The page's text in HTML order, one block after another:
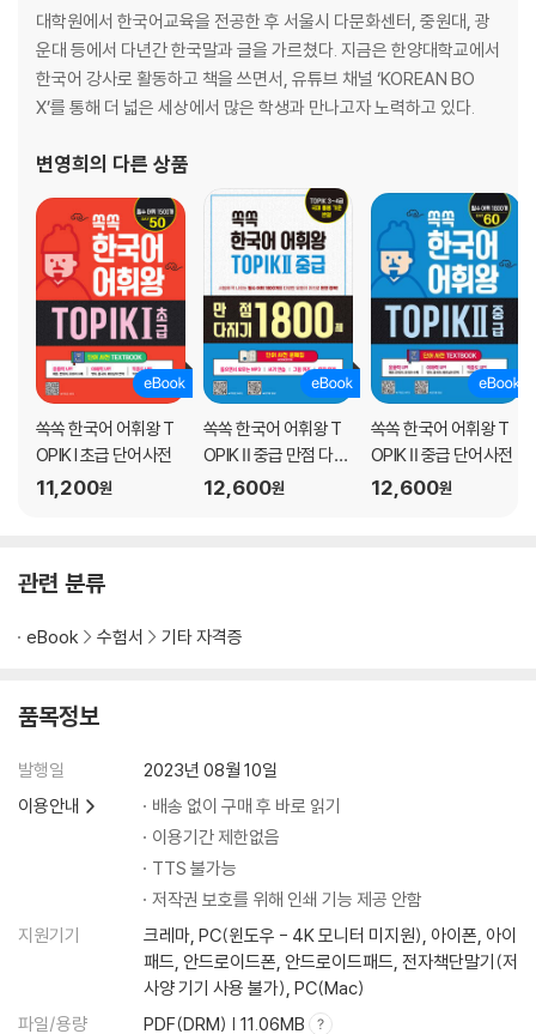
38일차 쓰레기 ~ 어깨
39일차 어둡다 ~ 영수증
40일차 영하 ~ 운전사
41일차 울음 ~ 이분
43일차 자동판매기 ~ 저번
45일차 졸다 ~ 지루하다
46일차 지르다 ~ 참다
47일차 찾아가다 ~ 치료
48일차 치약 ~ 팔리다
49일차 펴다 ~ 햇빛
50일차 행동 ~ 힘
[찾아보기]
대학원에서 한국어교육을 전공한 후 서울시 다문화센터, 중원대, 광
운대 등에서 다년간 한국말과 글을 가르쳤다. 지금은 한양대학교에서
한국어 강사로 활동하고 책을 쓰면서, 유튜브 채널 ‘KOREAN BO
X’를 통해 더 넓은 세상에서 많은 학생과 만나고자 노력하고 있다.
변영희의 다른 상품
쏙쏙 한국어 어휘왕 T
OPIK I 초급 단어사전
11,200원
쏙쏙 한국어 어휘왕 T
OPIK Ⅱ 중급 만점 다지
기 1800제 단어 사전
12,600원
쏙쏙 한국어 어휘왕 T
OPIK Ⅱ 중급 단어사전
12,600원
관련 분류
eBook 수험서 기타 자격증
품목정보
발행일
2023년 08월 10일
이용안내
배송 없이 구매 후 바로 읽기
이용기간 제한없음
TTS 불가능
저작권 보호를 위해 인쇄 기능 제공 안함
지원기기
크레마, PC(윈도우 - 4K 모니터 미지원), 아이폰, 아이
패드, 안드로이드폰, 안드로이드패드, 전자책단말기(저
사양 기기 사용 불가), PC(Mac)
파일/용량
PDF(DRM) | 11.06MB